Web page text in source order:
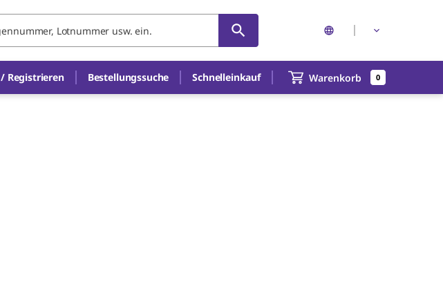
/ Registrieren Bestellungssuche Schnelleinkauf Warenkorb 0